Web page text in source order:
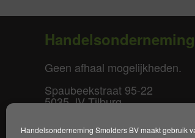
Handelsonderneming Smolders BV maakt gebruik
Geen afhaal mogelijkheden.
Spaubeekstraat 95-22
5035 JV Tilburg
T. +31(0)85-0640877